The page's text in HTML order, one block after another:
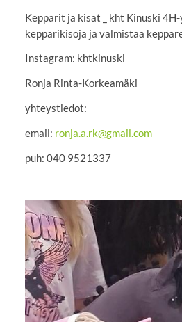
Kepparit ja kisat _ kht Kinuski
kepparikisoja ja valmistaa
Instagram: khtkinuski
Ronja Rinta-Korkeamäki
yhteystiedot:
email: ronja.a.rk@gmail.com
puh: 040 9521337